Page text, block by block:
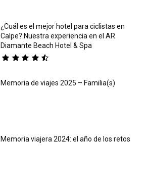
¿Cuál es el mejor hotel para ciclistas en
Calpe? Nuestra experiencia en el AR
Diamante Beach Hotel & Spa
Memoria de viajes 2025 – Familia(s)
Memoria viajera 2024: el año de los retos